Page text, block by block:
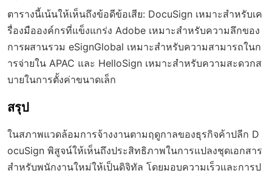
ตารางนี้เน้นให้เห็นถึงข้อดีข้อเสีย: DocuSign เหมาะสำหรับเค
รื่องมือองค์กรที่แข็งแกร่ง Adobe เหมาะสำหรับความลึกของ
การผสานรวม eSignGlobal เหมาะสำหรับความสามารถในก
ารจ่ายใน APAC และ HelloSign เหมาะสำหรับความสะดวกส
บายในการตั้งค่าขนาดเล็ก
สรุป
ในสภาพแวดล้อมการจ้างงานตามฤดูกาลของธุรกิจค้าปลีก D
ocuSign พิสูจน์ให้เห็นถึงประสิทธิภาพในการแปลงชุดเอกสาร
สำหรับพนักงานใหม่ให้เป็นดิจิทัล โดยมอบความเร็วและการป